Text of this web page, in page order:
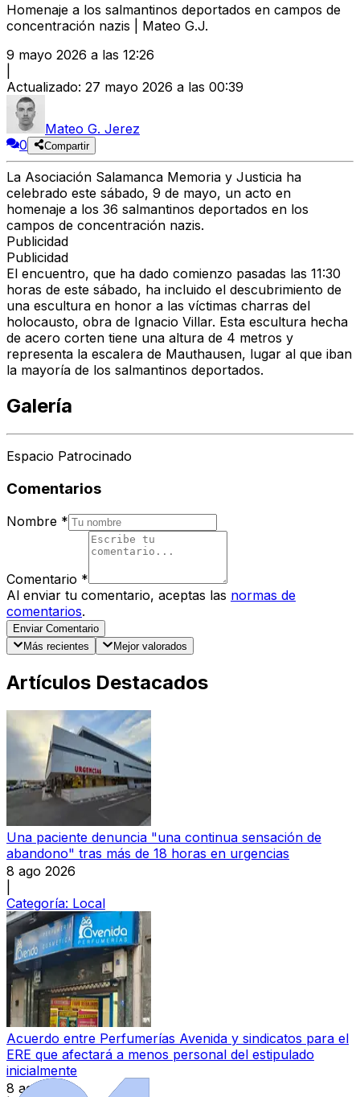
Homenaje a los salmantinos deportados en campos de
concentración nazis | Mateo G.J.
9 mayo 2026 a las 12:26
Actualizado: 27 mayo 2026 a las 00:39
Mateo G. Jerez
0
Compartir
La Asociación Salamanca Memoria y Justicia ha
celebrado este sábado, 9 de mayo, un acto en
homenaje a los 36 salmantinos deportados en los
campos de concentración nazis.
Publicidad
Publicidad
El encuentro, que ha dado comienzo pasadas las 11:30
horas de este sábado, ha incluido el descubrimiento de
una escultura en honor a las víctimas charras del
holocausto, obra de Ignacio Villar. Esta escultura hecha
de acero corten tiene una altura de 4 metros y
representa la escalera de Mauthausen, lugar al que iban
la mayoría de los salmantinos deportados.
Galería
Espacio Patrocinado
Comentarios
Nombre *
Comentario *
Al enviar tu comentario, aceptas las normas de
comentarios.
Enviar Comentario
Más recientes
Mejor valorados
Artículos Destacados
Una paciente denuncia "una continua sensación de
abandono" tras más de 18 horas en urgencias
8 ago 2026
Categoría: Local
Acuerdo entre Perfumerías Avenida y sindicatos para el
ERE que afectará a menos personal del estipulado
inicialmente
8 ago 2026